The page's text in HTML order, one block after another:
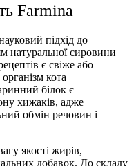
Farmina
підхід до
натуральної сировини
є свіже або
кота
білок є
хижаків, адже
обмін речовин і
якості жирів,
добавок. До складу